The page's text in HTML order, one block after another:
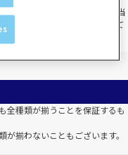
がご利用いただけません。該当
など）で再度ページを開いて
全種類が揃うことを保証するも
揃わないこともございます。